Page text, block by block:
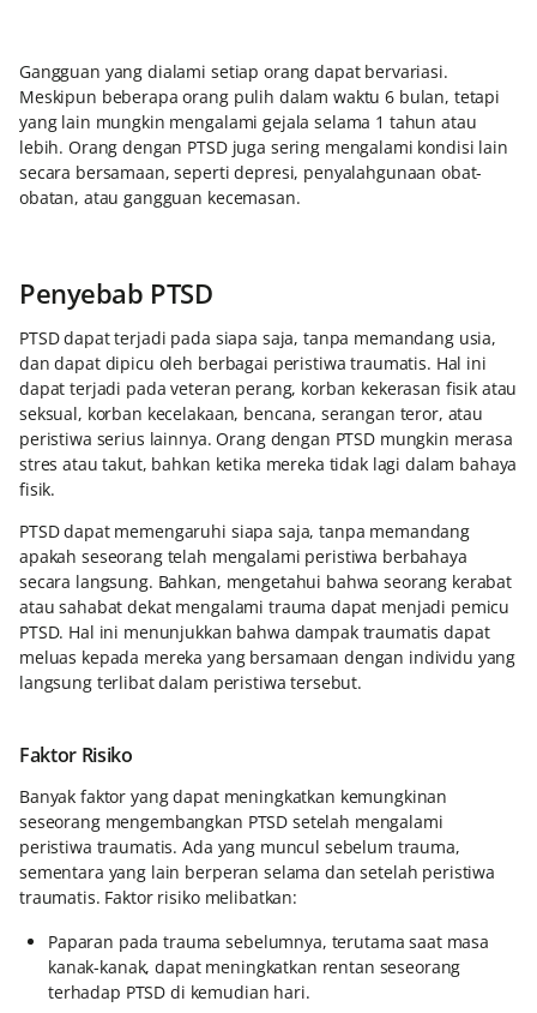
Gangguan yang dialami setiap orang dapat bervariasi.
Meskipun beberapa orang pulih dalam waktu 6 bulan, tetapi
yang lain mungkin mengalami gejala selama 1 tahun atau
lebih. Orang dengan PTSD juga sering mengalami kondisi lain
secara bersamaan, seperti depresi, penyalahgunaan obat-
obatan, atau gangguan kecemasan.
Penyebab PTSD
PTSD dapat terjadi pada siapa saja, tanpa memandang usia,
dan dapat dipicu oleh berbagai peristiwa traumatis. Hal ini
dapat terjadi pada veteran perang, korban kekerasan fisik atau
seksual, korban kecelakaan, bencana, serangan teror, atau
peristiwa serius lainnya. Orang dengan PTSD mungkin merasa
stres atau takut, bahkan ketika mereka tidak lagi dalam bahaya
fisik.
PTSD dapat memengaruhi siapa saja, tanpa memandang
apakah seseorang telah mengalami peristiwa berbahaya
secara langsung. Bahkan, mengetahui bahwa seorang kerabat
atau sahabat dekat mengalami trauma dapat menjadi pemicu
PTSD. Hal ini menunjukkan bahwa dampak traumatis dapat
meluas kepada mereka yang bersamaan dengan individu yang
langsung terlibat dalam peristiwa tersebut.
Faktor Risiko
Banyak faktor yang dapat meningkatkan kemungkinan
seseorang mengembangkan PTSD setelah mengalami
peristiwa traumatis. Ada yang muncul sebelum trauma,
sementara yang lain berperan selama dan setelah peristiwa
traumatis. Faktor risiko melibatkan:
Paparan pada trauma sebelumnya, terutama saat masa
kanak-kanak, dapat meningkatkan rentan seseorang
terhadap PTSD di kemudian hari.